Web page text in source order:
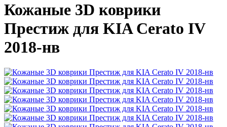
Кожаные 3D коврики
Престиж для KIA Cerato IV
2018-нв